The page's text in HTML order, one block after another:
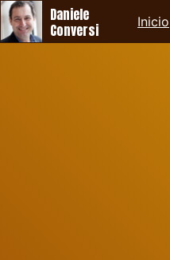
Daniele
Conversi
Inicio